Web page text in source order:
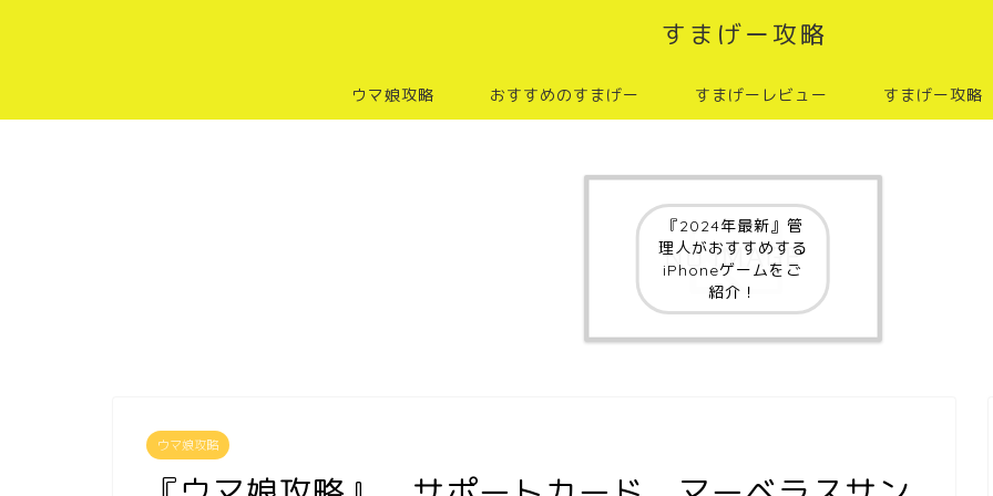
すまげー攻略
ウマ娘攻略 おすすめのすまげー すまげーレビュー すまげー攻略
『2024年最新』管
理人がおすすめする
iPhoneゲームをご
紹介！
ウマ娘攻略